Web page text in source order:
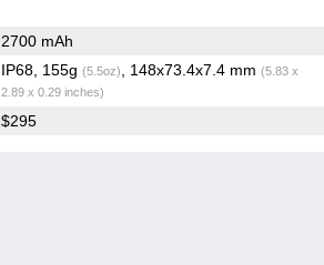
2700 mAh
IP68, 155g (5.5oz) , 148x73.4x7.4 mm (5.83 x
2.89 x 0.29 inches)
$295